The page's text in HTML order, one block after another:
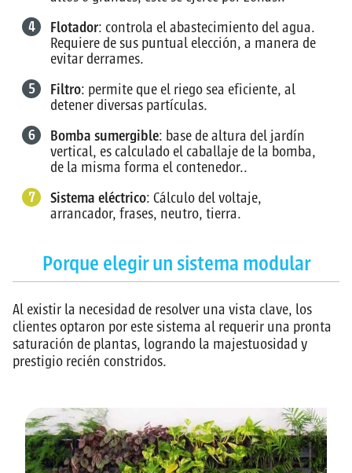
4
Flotador: controla el abastecimiento del agua.
Requiere de sus puntual elección, a manera de
evitar derrames.
5
Filtro: permite que el riego sea eficiente, al
detener diversas partículas.
6
Bomba sumergible: base de altura del jardín
vertical, es calculado el caballaje de la bomba,
de la misma forma el contenedor..
7
Sistema eléctrico: Cálculo del voltaje,
arrancador, frases, neutro, tierra.
Porque elegir un sistema modular
Al existir la necesidad de resolver una vista clave, los
clientes optaron por este sistema al requerir una pronta
saturación de plantas, logrando la majestuosidad y
prestigio recién constridos.